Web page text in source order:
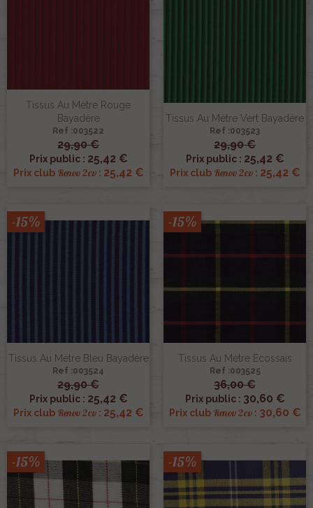
Tissus Au Mètre Rouge
Bayadère
Ref :003522
29,90 €
Prix public : 25,42 €
Prix club Renov 2cv: 25,42 €
Tissus Au Mètre Vert Bayadère
Ref :003523
29,90 €
Prix public : 25,42 €
Prix club Renov 2cv: 25,42 €
Tissus Au Mètre Bleu Bayadère
Ref :003524
29,90 €
Prix public : 25,42 €
Prix club Renov 2cv: 25,42 €
-15%
Tissus Au Mètre Ecossais
Ref :003525
36,00 €
Prix public : 30,60 €
Prix club Renov 2cv: 30,60 €
-15%
-15% -15%